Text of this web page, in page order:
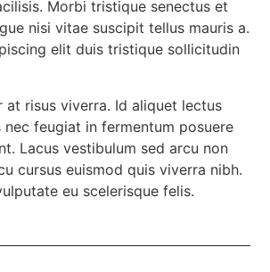
Morbi tristique senectus et
nisi vitae suscipit tellus mauris a.
elit duis tristique sollicitudin
at risus viverra. Id aliquet lectus
nec feugiat in fermentum posuere
Lacus vestibulum sed arcu non
cursus euismod quis viverra nibh.
eu scelerisque felis.